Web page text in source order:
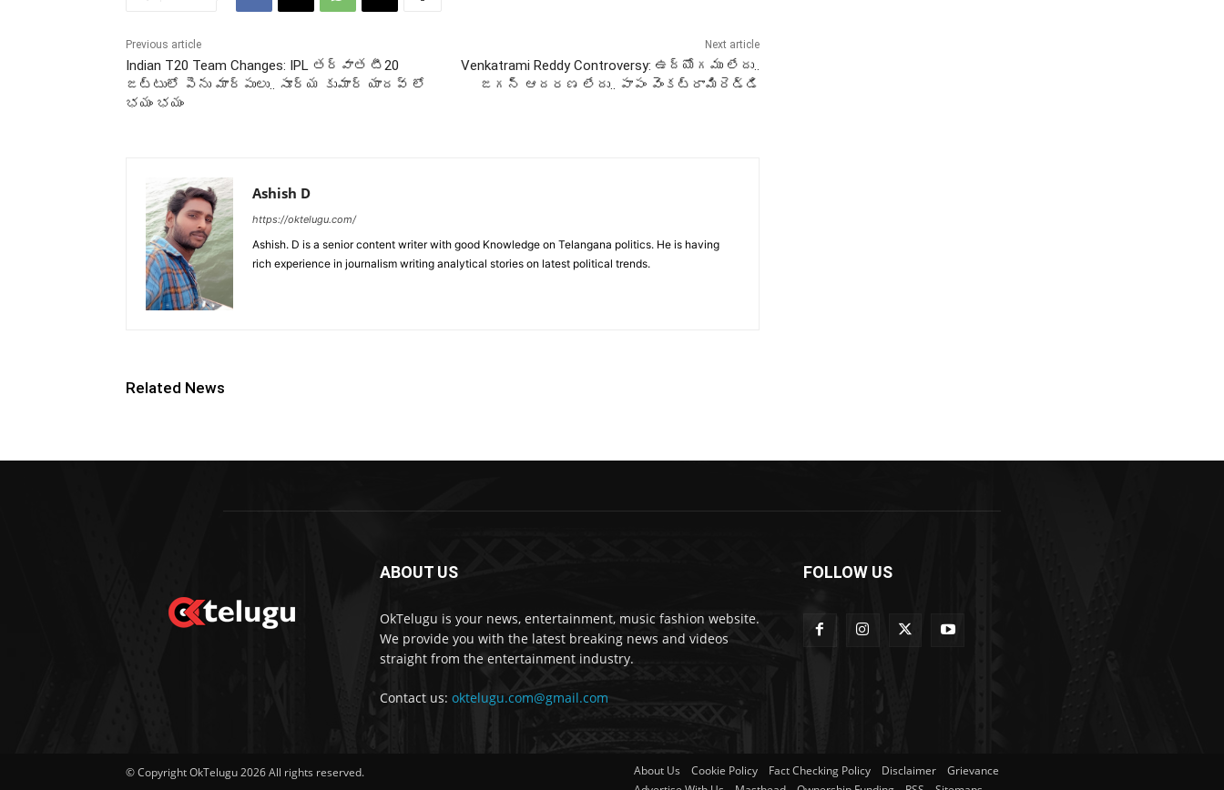
Previous article
Indian T20 Team Changes: IPL తర్వాత టీ20
జట్టులో పెను మార్పులు.. సూర్య కుమార్ యాదవ్ లో
భయం భయం
Next article
Venkatrami Reddy Controversy: ఉద్యోగము లేదు..
జగన్ ఆదరణ లేదు.. పాపం వెంకట్రామిరెడ్డి
Ashish D
https://oktelugu.com/
Ashish. D is a senior content writer with good Knowledge on Telangana politics. He is having
rich experience in journalism writing analytical stories on latest political trends.
Related News
ABOUT US
OkTelugu is your news, entertainment, music fashion website.
We provide you with the latest breaking news and videos
straight from the entertainment industry.
Contact us: oktelugu.com@gmail.com
FOLLOW US
© Copyright OkTelugu 2026 All rights reserved. About Us Cookie Policy Fact Checking Policy Disclaimer
Grievance